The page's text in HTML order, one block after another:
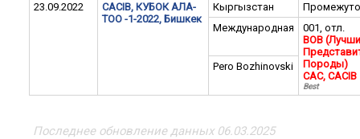
23.09.2022
CACIB, КУБОК АЛА-
ТОО -1-2022, Бишкек
Кыргызстан
Международная
001, отл.
BOB
Породы)
CAC, CACIB
Best
Pero Bozhinovski
Последнее обновление данных 06.03.2025